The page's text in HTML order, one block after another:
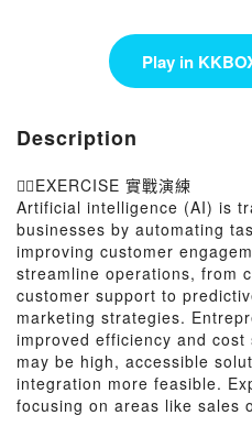
Play in
Description
👉🏻EXERCISE 實戰演練
Artificial intelligence (AI) is
businesses by automating
improving customer
streamline operations, from
customer support to
marketing strategies.
improved efficiency and
may be high, accessible
integration more feasible.
focusing on areas like sales